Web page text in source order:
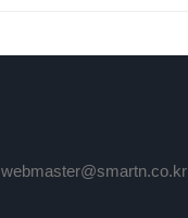
webmaster@smartn.co.kr